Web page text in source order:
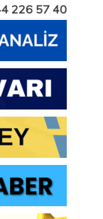
226 57 40